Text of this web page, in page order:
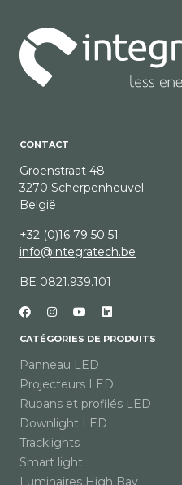
CONTACT
Groenstraat 48
3270 Scherpenheuvel
België
+32 (0)16 79 50 51
info@integratech.be
BE 0821.939.101
CATÉGORIES DE PRODUITS
Panneau LED
Projecteurs LED
Rubans et profilés LED
Downlight LED
Tracklights
Smart light